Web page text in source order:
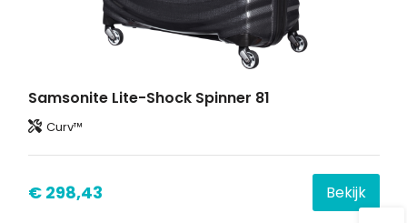
Samsonite Lite-Shock Spinner 81
Curv™
€ 298,43 Bekijk